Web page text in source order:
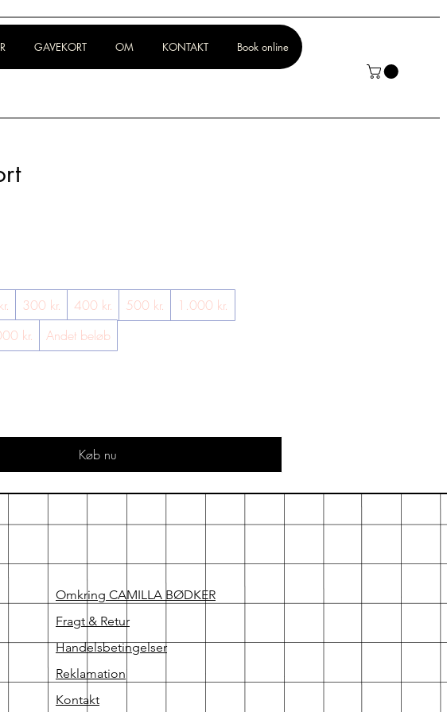
GAVEKORT OM KONTAKT Book online
300 kr. 400 kr. 500 kr.
1.000 kr.
kr. Andet beløb
Køb nu
Omkring CAMILLA BØDKER
Fragt & Retur
Handelsbetingelser
Reklamation
Kontakt